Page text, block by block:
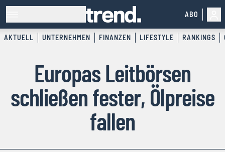
ABO
AKTUELL UNTERNEHMEN FINANZEN LIFESTYLE RANKINGS
Europas Leitbörsen
schließen fester, Ölpreise
fallen